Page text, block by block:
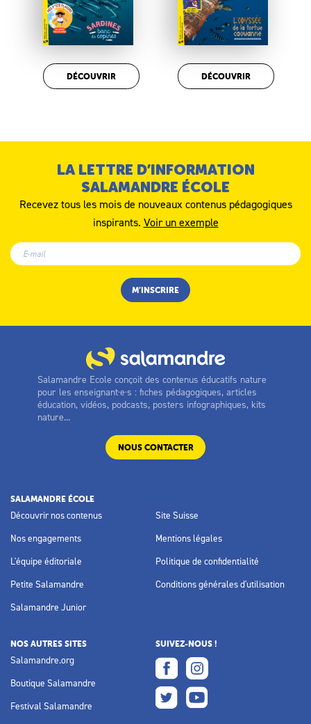
DÉCOUVRIR DÉCOUVRIR
LA LETTRE D’INFORMATION
SALAMANDRE ÉCOLE
Recevez tous les mois de nouveaux contenus pédagogiques
inspirants. Voir un exemple
Salamandre Ecole conçoit des contenus éducatifs nature
pour les enseignant·e·s : fiches pédagogiques, articles
éducation, vidéos, podcasts, posters infographiques, kits
nature...
NOUS CONTACTER
SALAMANDRE ÉCOLE
Découvrir nos contenus
Nos engagements
L'équipe éditoriale
Petite Salamandre
Salamandre Junior
Site Suisse
Mentions légales
Politique de confidentialité
Conditions générales d'utilisation
NOS AUTRES SITES
Salamandre.org
Boutique Salamandre
Festival Salamandre
SUIVEZ-NOUS !